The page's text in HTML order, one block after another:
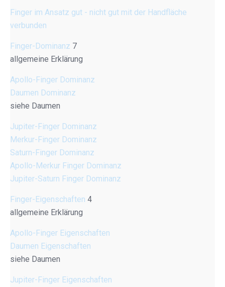
Finger im Ansatz gut - nicht gut mit der Handfläche
verbunden
Finger-Dominanz 7
allgemeine Erklärung
Apollo-Finger Dominanz
Daumen Dominanz
siehe Daumen
Jupiter-Finger Dominanz
Merkur-Finger Dominanz
Saturn-Finger Dominanz
Apollo-Merkur Finger Dominanz
Jupiter-Saturn Finger Dominanz
Finger-Eigenschaften 4
allgemeine Erklärung
Apollo-Finger Eigenschaften
Daumen Eigenschaften
siehe Daumen
Jupiter-Finger Eigenschaften